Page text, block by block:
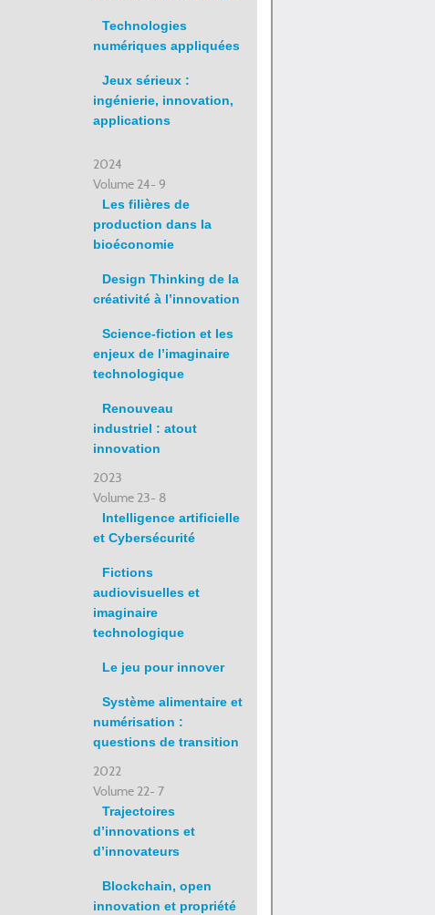
Technologies
numériques appliquées
Jeux sérieux :
ingénierie, innovation,
applications
2024
Volume 24- 9
Les filières de
production dans la
bioéconomie
Design Thinking de la
créativité à l’innovation
Science-fiction et les
enjeux de l’imaginaire
technologique
Renouveau
industriel : atout
innovation
2023
Volume 23- 8
Intelligence artificielle
et Cybersécurité
Fictions
audiovisuelles et
imaginaire
technologique
Le jeu pour innover
Système alimentaire et
numérisation :
questions de transition
2022
Volume 22- 7
Trajectoires
d’innovations et
d’innovateurs
Blockchain, open
innovation et propriété